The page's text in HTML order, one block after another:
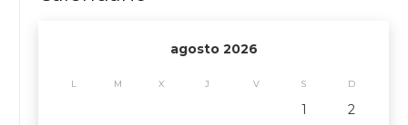
agosto 2026
L M X J V S D
1
2